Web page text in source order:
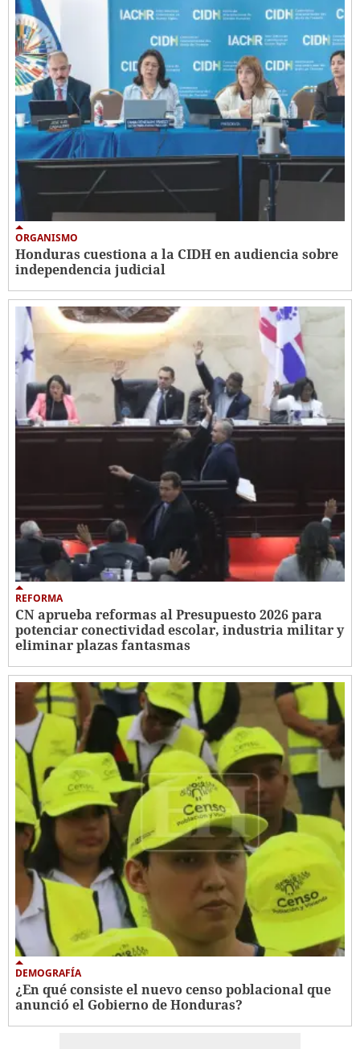
ORGANISMO
Honduras cuestiona a la CIDH en audiencia sobre
independencia judicial
REFORMA
CN aprueba reformas al Presupuesto 2026 para
potenciar conectividad escolar, industria militar y
eliminar plazas fantasmas
DEMOGRAFÍA
¿En qué consiste el nuevo censo poblacional que
anunció el Gobierno de Honduras?